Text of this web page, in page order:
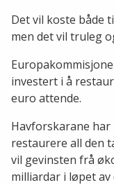
Det vil koste både
men det vil truleg
investert i å
euro attende.
Havforskarane
restaurere all den
vil gevinsten frå
milliardar i løpet av